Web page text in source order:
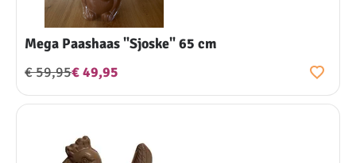
Mega Paashaas "Sjoske" 65 cm
€ 59,95€ 49,95